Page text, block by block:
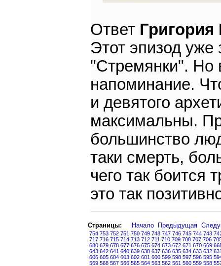
Ответ
Этот эпизод уже
"Стремянки". Но
напоминание.
и девятого
максимальны.
большинство
таки смерть,
чего так боится
это так
Страницы: Начало Предыдущая
754 753 752 751 750 749 748 747 746 745 744 743
717 716 715 714 713 712 711 710 709 708 707 706
680 679 678 677 676 675 674 673 672 671 670 669
643 642 641 640 639 638 637 636 635 634 633 632
606 605 604 603 602 601 600 599 598 597 596 595
569 568 567 566 565 564 563 562 561 560 559 558